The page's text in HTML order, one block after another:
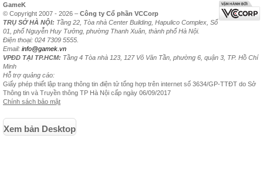
GameK
© Copyright 2007 - 2026 – Công ty Cổ phần VCCorp
TRỤ SỞ HÀ NỘI: Tầng 22, Tòa nhà Center Building, Hapulico Complex, Số
01, phố Nguyễn Huy Tưởng, phường Thanh Xuân, thành phố Hà Nội.
Điện thoại: 024 7309 5555.
Email: info@gamek.vn
VPĐD TẠI TP.HCM: Tầng 4 Tòa nhà 123, 127 Võ Văn Tần, phường 6, quận 3, TP. Hồ Chí
Minh
Hỗ trợ quảng cáo:
Giấy phép thiết lập trang thông tin điện tử tổng hợp trên internet số 3634/GP-TTĐT do Sở
Thông tin và Truyền thông TP Hà Nội cấp ngày 06/09/2017
Chính sách bảo mật
Xem bản Desktop